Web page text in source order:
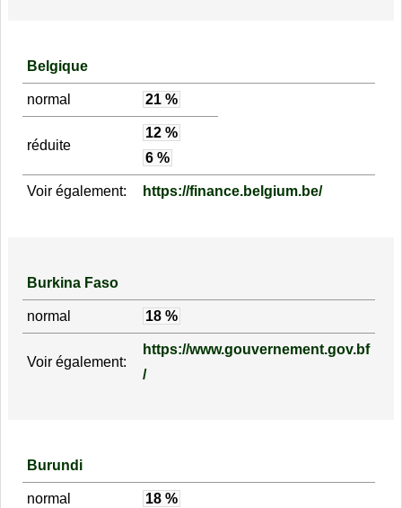
Belgique
normal 21 %
réduite
12 %
6 %
Voir également: https://finance.belgium.be/
Burkina Faso
normal 18 %
Voir également:
https://www.gouvernement.gov.bf
/
Burundi
normal 18 %